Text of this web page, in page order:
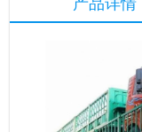
产品详情